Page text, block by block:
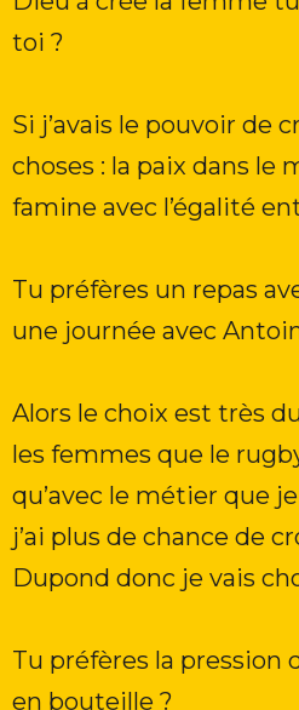
toi ?
Si j’avais le pouvoir de
choses : la paix dans le
famine avec l’égalité
Tu préfères un repas
une journée avec
Alors le choix est très
les femmes que le
qu’avec le métier que
j’ai plus de chance de
Dupond donc je vais
Tu préfères la pression
en bouteille ?